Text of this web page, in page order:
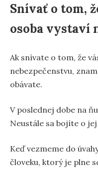
Snívať o tom,
osoba vystaví
Ak snívate o tom, že
nebezpečenstvu,
obávate.
V poslednej dobe na
Neustále sa bojíte o
Keď vezmeme do
človeku, ktorý je plne